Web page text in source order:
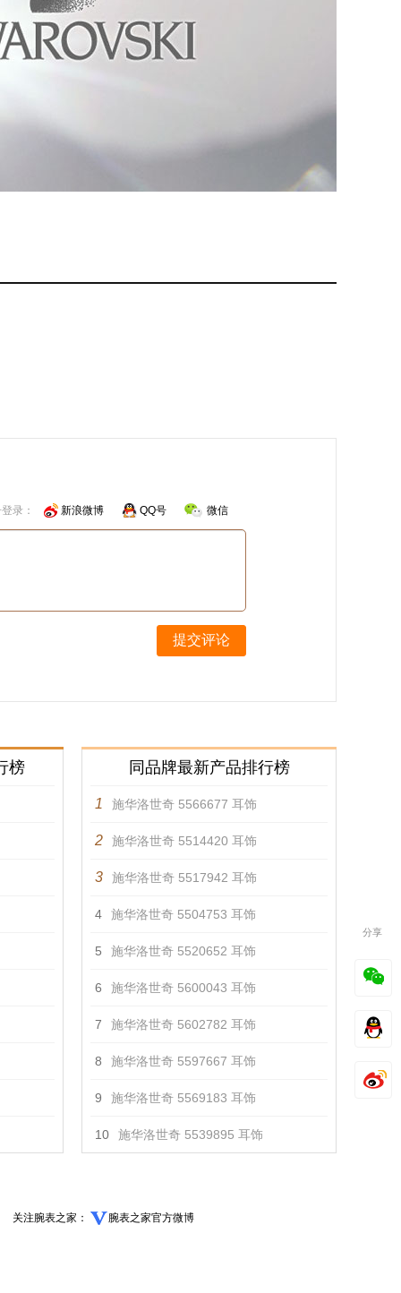
录： 新浪微博 QQ号 微信
提交评论
榜 同品牌最新产品排行榜
1 施华洛世奇 5566677 耳饰
2 施华洛世奇 5514420 耳饰
3 施华洛世奇 5517942 耳饰
4 施华洛世奇 5504753 耳饰
5 施华洛世奇 5520652 耳饰
6 施华洛世奇 5600043 耳饰
7 施华洛世奇 5602782 耳饰
8 施华洛世奇 5597667 耳饰
9 施华洛世奇 5569183 耳饰
10 施华洛世奇 5539895 耳饰
关注腕表之家： 腕表之家官方微博
分享